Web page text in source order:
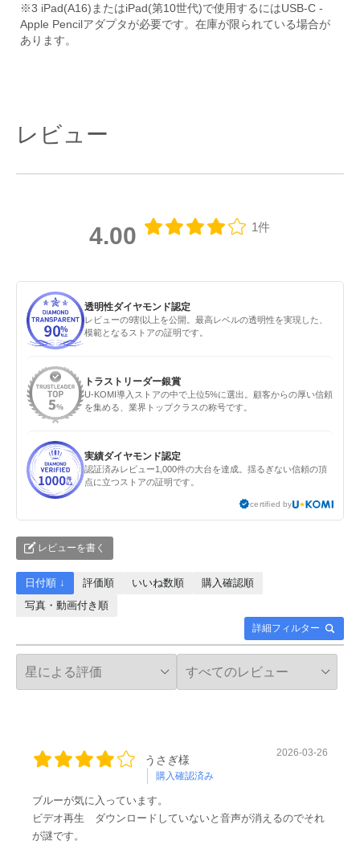
※3 iPad(A16)またはiPad(第10世代)で使用するにはUSB-C -
Apple Pencilアダプタが必要です。在庫が限られている場合が
あります。
レビュー
4.00 1件
透明性ダイヤモンド認定
レビューの9割以上を公開。最高レベルの透明性を実現した、
模範となるストアの証明です。
トラストリーダー銀賞
U-KOMI導入ストアの中で上位5%に選出。顧客からの厚い信頼
を集める、業界トップクラスの称号です。
実績ダイヤモンド認定
認証済みレビュー1,000件の大台を達成。揺るぎない信頼の頂
点に立つストアの証明です。
certified by
レビューを書く
詳細フィルター
日付順 ↓ 評価順 いいね数順
購入確認順
写真・動画付き順
うさぎ様
購入確認済み
2026-03-26
ブルーが気に入っています。
ビデオ再生 ダウンロードしていないと音声が消えるのでそれ
が謎です。